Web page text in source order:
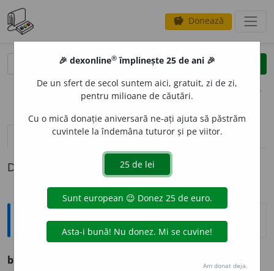
savings Donează
clear
opțiuni
definiții (1) pronunțievolume_up (1)
Definiția cu ID-ul 972750:
Sinonime
b
🎉 dexonline® împlinește 25 de ani 🎉
De un sfert de secol suntem aici, gratuit, zi de zi,
pentru milioane de căutări.
Cu o mică donație aniversară ne-ați ajuta să păstrăm
cuvintele la îndemâna tuturor și pe viitor.
Am donat deja.